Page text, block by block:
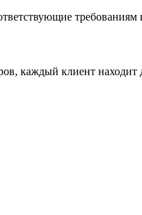
каждый клиент